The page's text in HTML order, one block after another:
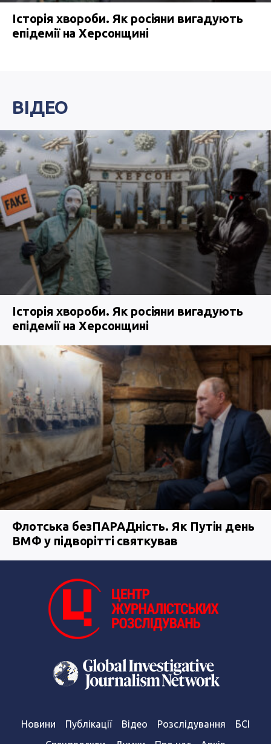
Історія хвороби. Як росіяни вигадують
епідемії на Херсонщині
ВІДЕО
Історія хвороби. Як росіяни вигадують
епідемії на Херсонщині
Флотська безПАРАДність. Як Путін день
ВМФ у підворітті святкував
Новини Публікації Відео Розслідування
БСІ